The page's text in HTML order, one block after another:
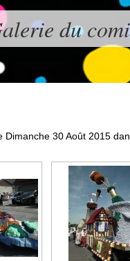
du
Dimanche 30 Août 2015